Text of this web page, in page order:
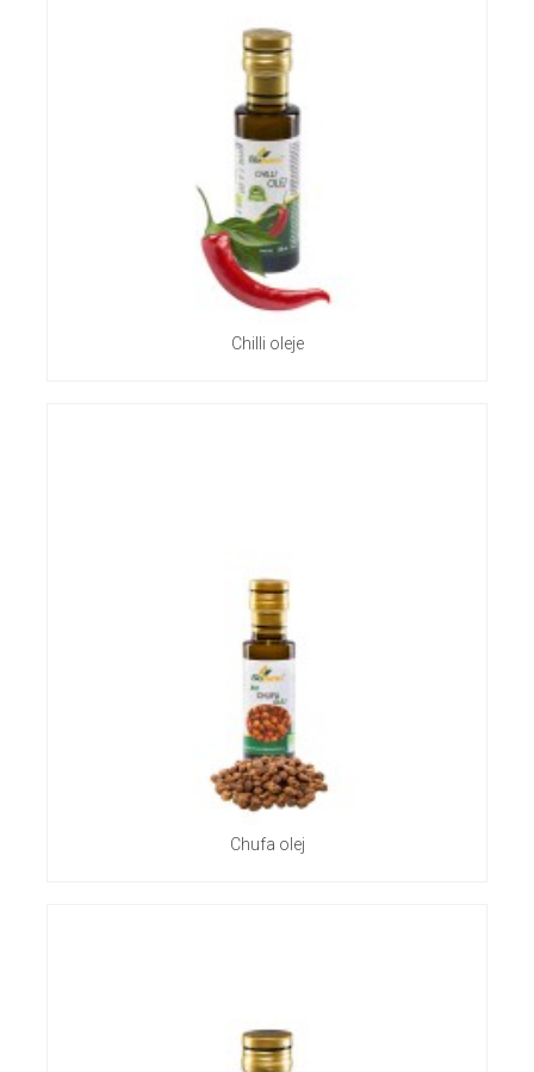
Chilli oleje
Chufa olej